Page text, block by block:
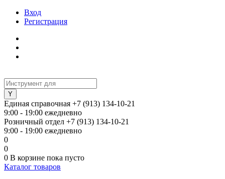
Вход
Регистрация
Единая справочная +7 (913) 134-10-21
9:00 - 19:00 ежедневно
Розничный отдел +7 (913) 134-10-21
9:00 - 19:00 ежедневно
0
0
0 В корзине пока пусто
Каталог товаров